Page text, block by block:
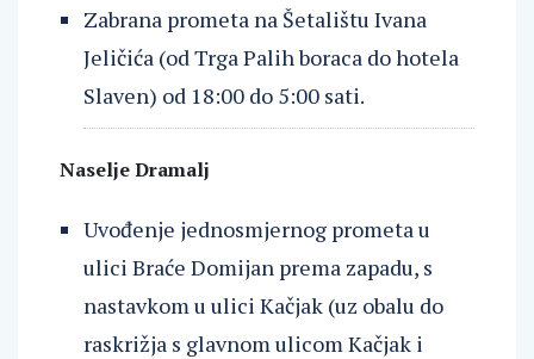
Zabrana prometa na Šetalištu Ivana
Jeličića (od Trga Palih boraca do hotela
Slaven) od 18:00 do 5:00 sati.
Naselje Dramalj
Uvođenje jednosmjernog prometa u
ulici Braće Domijan prema zapadu, s
nastavkom u ulici Kačjak (uz obalu do
raskrižja s glavnom ulicom Kačjak i